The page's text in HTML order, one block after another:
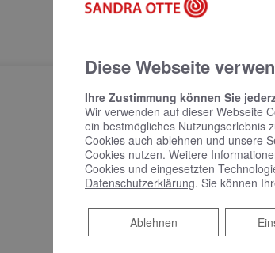
Diese Webseite
Ihre Zustimmung können Sie
Wir verwenden auf dieser Webseite
ein bestmögliches Nutzungserlebnis
Cookies auch ablehnen und unsere
Cookies nutzen. Weitere
Cookies und eingesetzten
Datenschutzerklärung. Sie können
Ablehnen
Ablehnen